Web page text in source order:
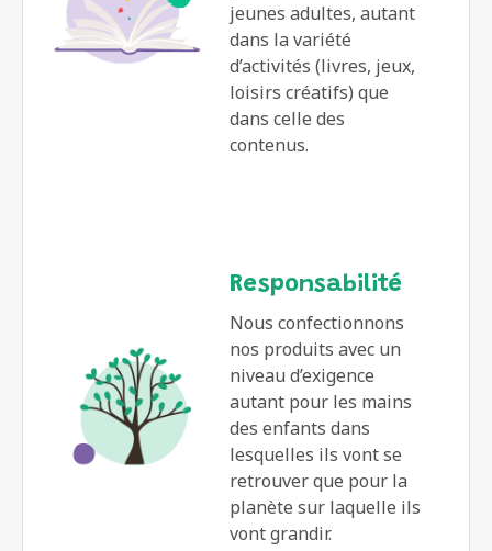
jeunes adultes, autant
dans la variété
d’activités (livres, jeux,
loisirs créatifs) que
dans celle des
contenus.
Responsabilité
Nous confectionnons
nos produits avec un
niveau d’exigence
autant pour les mains
des enfants dans
lesquelles ils vont se
retrouver que pour la
planète sur laquelle ils
vont grandir.